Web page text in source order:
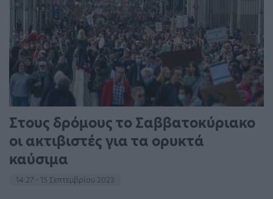
Στους δρόμους το Σαββατοκύριακο
οι ακτιβιστές για τα ορυκτά
καύσιμα
14:27 - 15 Σεπτεμβρίου 2023